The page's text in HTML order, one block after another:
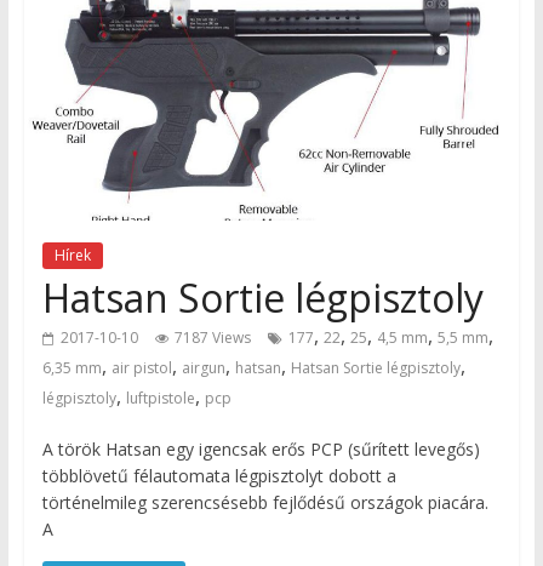
Hírek
Hatsan Sortie légpisztoly
2017-10-10 7187 Views 177, 22, 25, 4,5 mm, 5,5 mm,
6,35 mm, air pistol, airgun, hatsan, Hatsan Sortie légpisztoly,
légpisztoly, luftpistole, pcp
A török Hatsan egy igencsak erős PCP (sűrített levegős)
többlövetű félautomata légpisztolyt dobott a
történelmileg szerencsésebb fejlődésű országok piacára.
A